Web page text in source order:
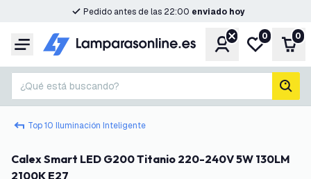
Pedido antes de las 22:00 enviado hoy
Menú CuentaMi lista de
0 0
¿Qué está buscando?
Top 10 Iluminación Inteligente
Calex Smart LED G200 Titanio 220-240V 5W 130LM
2100K E27